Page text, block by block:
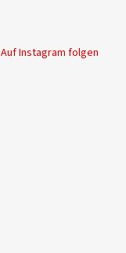
Auf Instagram folgen